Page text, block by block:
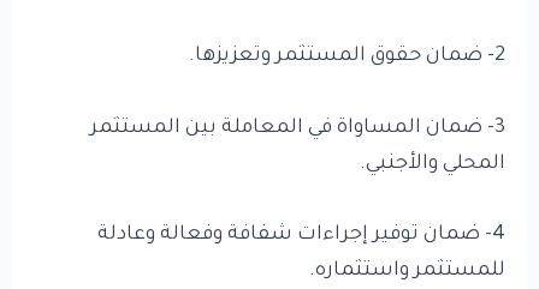
2- ضمان حقوق المستثمر وتعزيزها.
3- ضمان المساواة في المعاملة بين المستثمر
المحلي والأجنبي.
4- ضمان توفير إجراءات شفافة وفعالة وعادلة
للمستثمر واستثماره.